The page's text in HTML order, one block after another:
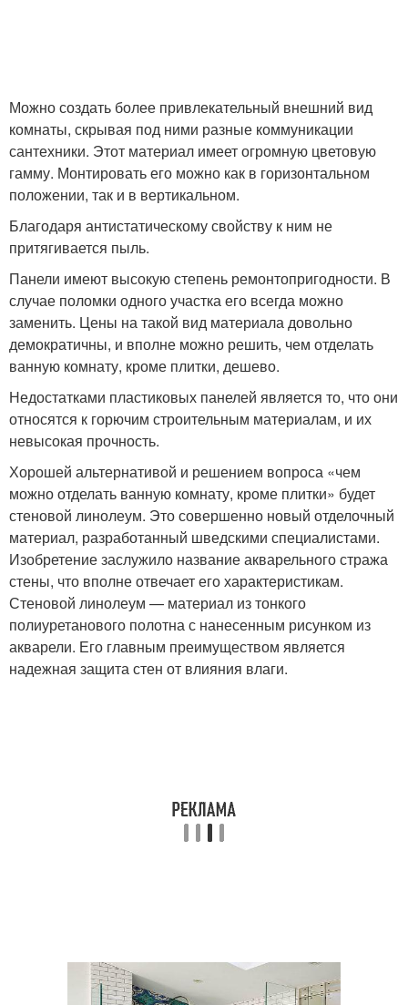
Можно создать более привлекательный внешний вид
комнаты, скрывая под ними разные коммуникации
сантехники. Этот материал имеет огромную цветовую
гамму. Монтировать его можно как в горизонтальном
положении, так и в вертикальном.
Благодаря антистатическому свойству к ним не
притягивается пыль.
Панели имеют высокую степень ремонтопригодности. В
случае поломки одного участка его всегда можно
заменить. Цены на такой вид материала довольно
демократичны, и вполне можно решить, чем отделать
ванную комнату, кроме плитки, дешево.
Недостатками пластиковых панелей является то, что они
относятся к горючим строительным материалам, и их
невысокая прочность.
Хорошей альтернативой и решением вопроса «чем
можно отделать ванную комнату, кроме плитки» будет
стеновой линолеум. Это совершенно новый отделочный
материал, разработанный шведскими специалистами.
Изобретение заслужило название акварельного стража
стены, что вполне отвечает его характеристикам.
Стеновой линолеум — материал из тонкого
полиуретанового полотна с нанесенным рисунком из
акварели. Его главным преимуществом является
надежная защита стен от влияния влаги.